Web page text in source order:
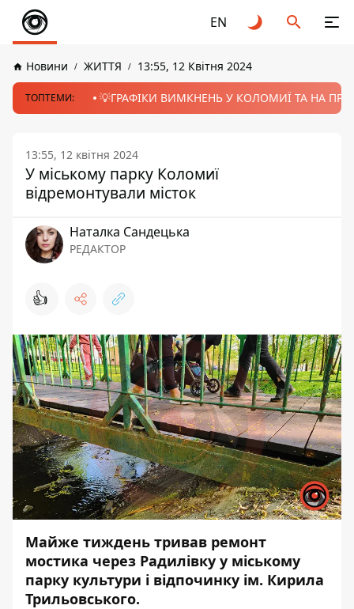
EN
Новини ЖИТТЯ 13:55, 12 Квітня 2024
ТОПТЕМИ: 💡ГРАФІКИ ВИМКНЕНЬ У КОЛОМИЇ ТА НА
13:55, 12 квітня 2024
У міському парку Коломиї
відремонтували місток
Наталка Сандецька
РЕДАКТОР
👍
Майже тиждень тривав ремонт
мостика через Радилівку у міському
парку культури і відпочинку ім. Кирила
Трильовського.